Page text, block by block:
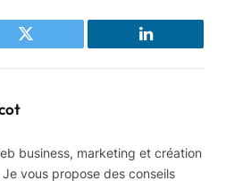
Twitter LinkedIn
business, marketing et création
vous propose des conseils